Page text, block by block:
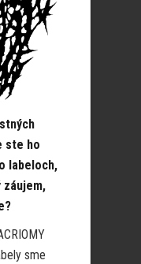
ste ho
labeloch,
záujem,
sme